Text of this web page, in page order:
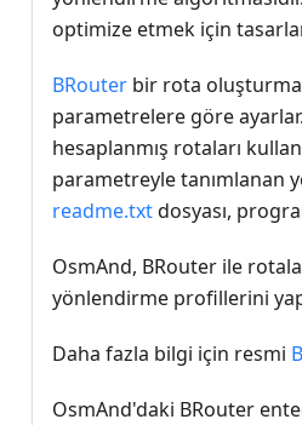
optimize etmek için
BRouter bir rota
parametrelere göre
hesaplanmış rotaları
parametreyle tanımlanan
readme.txtdosyası,
OsmAnd, BRouter ile
yönlendirme profillerini
Daha fazla bilgi için resmi
OsmAnd'daki BRouter